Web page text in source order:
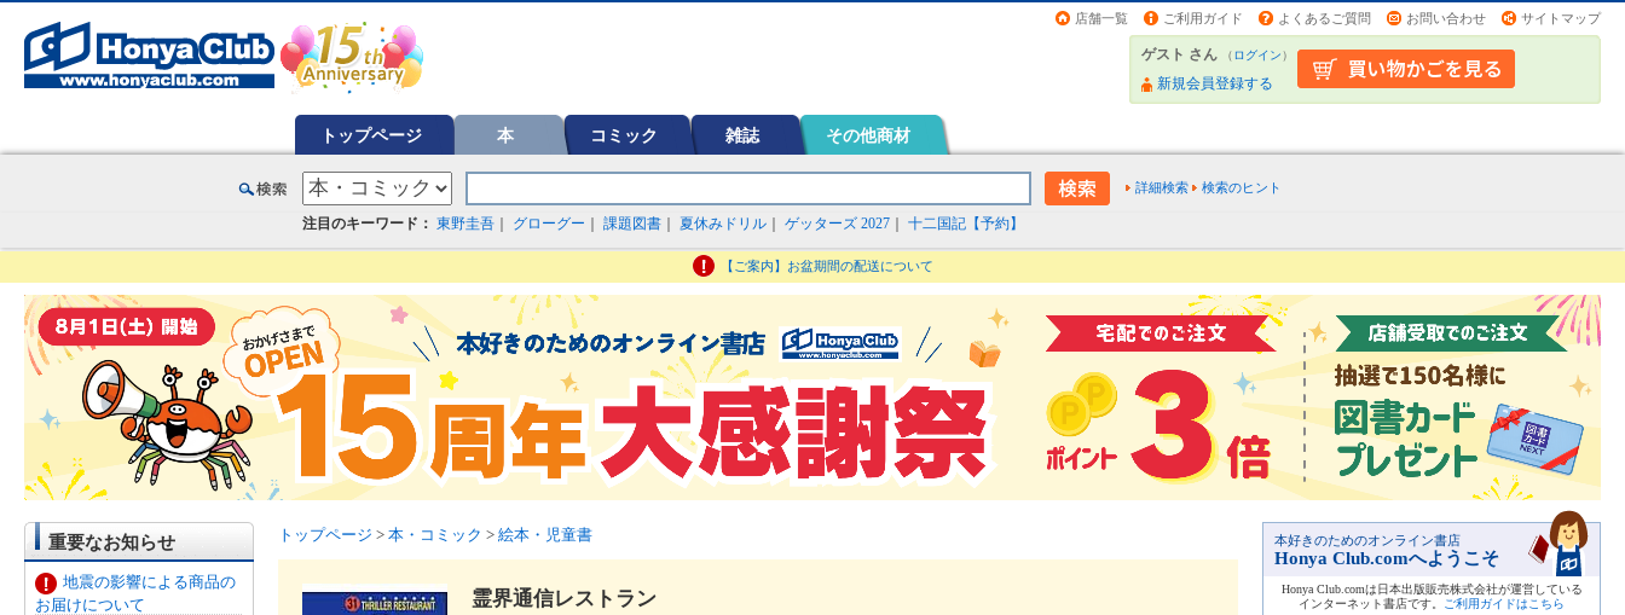
店舗一覧 ご利用ガイド よくあるご質問 お問い合わせ サイトマップ
ゲスト さん （ログイン）
新規会員登録する
トップページ 本 コミック 雑誌 その他商材
詳細検索 検索のヒント
注目のキーワード： 東野圭吾 グローグー 課題図書 夏休みドリル ゲッターズ 2027 十二国記【予約】
【ご案内】お盆期間の配送について
重要なお知らせ
地震の影響による商品の
お届けについて
トップページ > 本・コミック > 絵本・児童書
霊界通信レストラン
本好きのためのオンライン書店
Honya Club.comへようこそ
Honya Club.comは日本出版販売株式会社が運営している
インターネット書店です。
ご利用ガイドはこちら